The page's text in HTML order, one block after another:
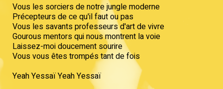
Vous les sorciers de notre jungle moderne
Précepteurs de ce qu'il faut ou pas
Vous les savants professeurs d'art de vivre
Gourous mentors qui nous montrent la voie
Laissez-moi doucement sourire
Vous vous êtes trompés tant de fois
Yeah Yessaï Yeah Yessaï